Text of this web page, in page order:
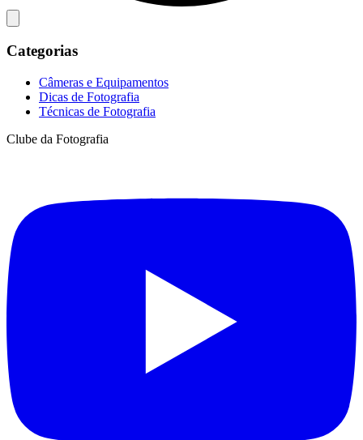
Categorias
Câmeras e Equipamentos
Dicas de Fotografia
Técnicas de Fotografia
Clube da Fotografia